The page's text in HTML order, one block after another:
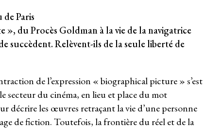
Paris
du Procès Goldman à la vie de la navigatrice
succèdent. Relèvent-ils de la seule liberté de
de l’expression « biographical picture » s’est
secteur du cinéma, en lieu et place du mot
décrire les œuvres retraçant la vie d’une personne
de fiction. Toutefois, la frontière du réel et de la